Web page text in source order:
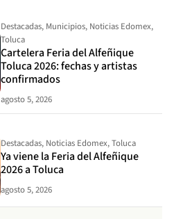
Destacadas, Municipios, Noticias Edomex,
Toluca
Cartelera Feria del Alfeñique
Toluca 2026: fechas y artistas
confirmados
agosto 5, 2026
Destacadas, Noticias Edomex,Toluca
Ya viene la Feria del Alfeñique
2026 a Toluca
agosto 5, 2026